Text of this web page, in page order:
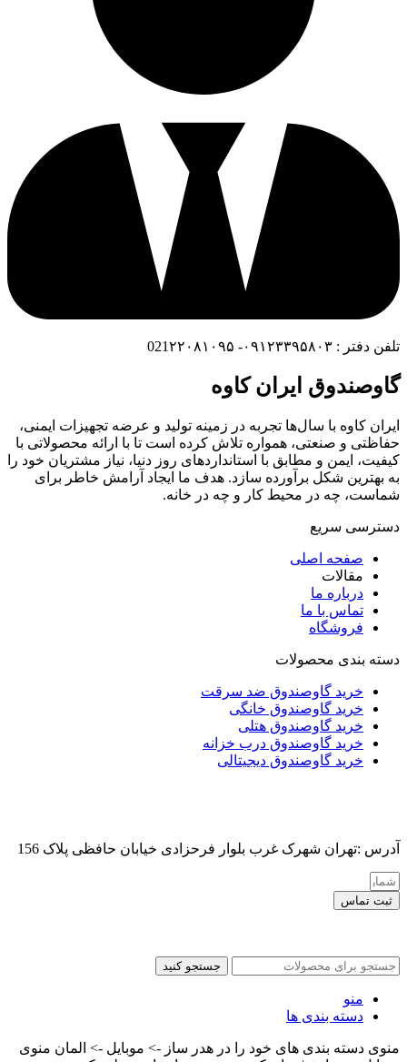
تلفن دفتر : ۰۹۱۲۳۳۹۵۸۰۳- 021۲۲۰۸۱۰۹۵
گاوصندوق ایران کاوه
ایران کاوه با سال‌ها تجربه در زمینه تولید و عرضه تجهیزات ایمنی،
حفاظتی و صنعتی، همواره تلاش کرده است تا با ارائه محصولاتی با
کیفیت، ایمن و مطابق با استانداردهای روز دنیا، نیاز مشتریان خود را
به بهترین شکل برآورده سازد. هدف ما ایجاد آرامش خاطر برای
شماست، چه در محیط کار و چه در خانه.
دسترسی سریع
صفحه اصلی
مقالات
درباره ما
تماس با ما
فروشگاه
دسته بندی محصولات
خرید گاوصندوق ضد سرقت
خرید گاوصندوق خانگی
خرید گاوصندوق هتلی
خرید گاوصندوق درب خزانه
خرید گاوصندوق دیجیتالی
آدرس :تهران شهرک غرب بلوار فرحزادی خیابان حافظی پلاک 156
ثبت تماس
جستجو کنید
منو
دسته بندی ها
منوی دسته بندی های خود را در هدر ساز -> موبایل -> المان منوی